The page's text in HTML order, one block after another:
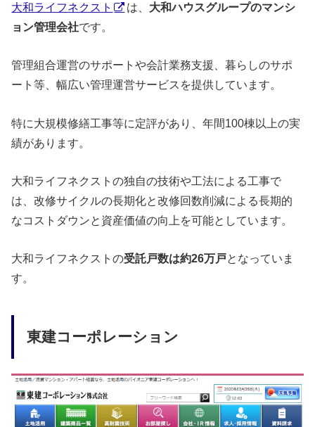
大和ライフネクスト は、 大和ハウスグループのマンシ
ョン管理会社です。
管理組合運営のサポートや会計業務支援、暮らしのサポ
ート等、幅広い管理運営サービスを提供しています。
特に大規模修繕工事等に定評があり、年間100棟以上の実
績があります。
大和ライフネクストの独自の技術や工法による工事で
は、改修サイクルの長期化と改修回数削減による長期的
なコストダウンと資産価値の向上を可能としています。
大和ライフネクストの受託戸数は約26万戸となっていま
す。
東建コーポレーション